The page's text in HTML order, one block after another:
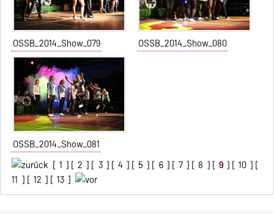
OSSB_2014_Show_079 OSSB_2014_Show_080
OSSB_2014_Show_081
[ 1 ] [ 2 ] [ 3 ] [ 4 ] [ 5 ] [ 6 ] [ 7 ] [ 8 ] [ 9 ] [ 10 ] [
11 ] [ 12 ] [ 13 ]